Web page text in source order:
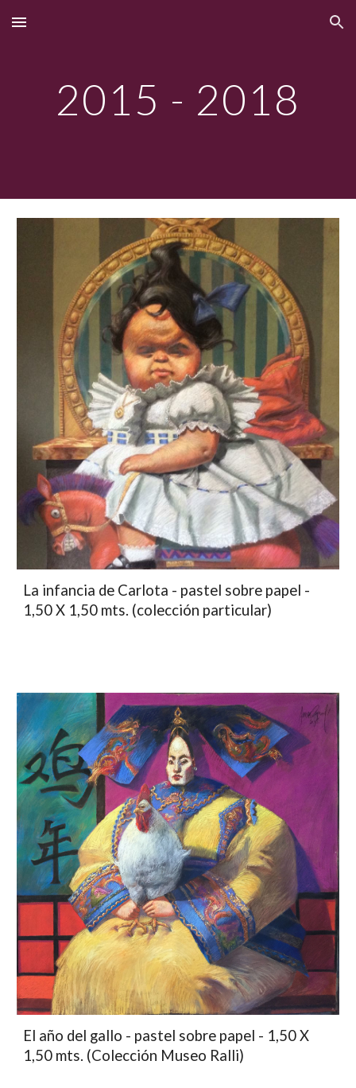
Skip to main content Skip to navigation
2015 - 2018
La infancia de Carlota - pastel sobre papel -
1,50 X 1,50 mts. (colección particular)
El año del gallo - pastel sobre papel - 1,50 X
1,50 mts. (Colección Museo Ralli)